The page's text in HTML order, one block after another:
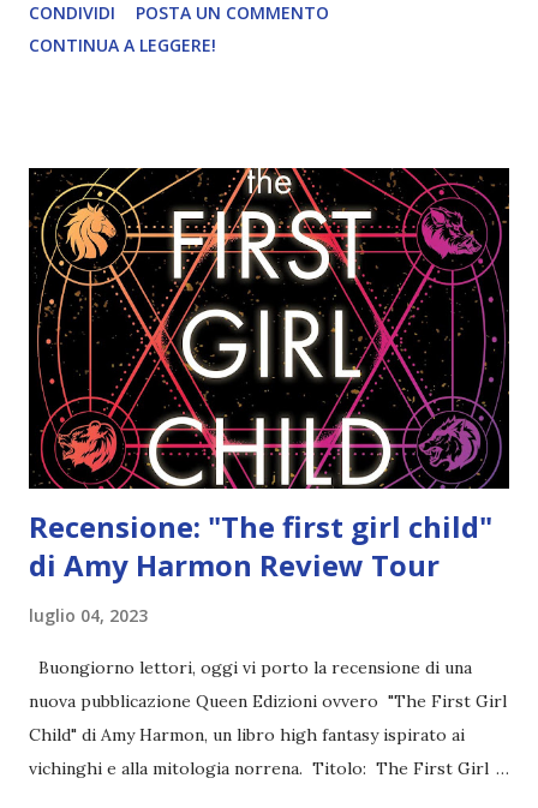
Pagine: 204 Editore: Oscar Vault Mondadori
Pubblicazione: 6 Giugno 2023 Traduttore: Maria Concetta
Ma tornano sempre distrutte. Oggi compio diciotto anni e
la mamma si sta affannando a sbarrare porte e finestre. Non
servirà a niente. Perché non appena scenderà la notte, lui
verrà per me. E, questa volta, Peter Pan e i Ragazzi
Sperduti non mi lasceranno più andare. RECENSIONE THE
NEVER KING DI NIKKI ST. CROWE Cosa puoi aspettarti...
🏝 ...
CONDIVIDI
POSTA UN COMMENTO
CONTINUA A LEGGERE!
Recensione: "The first girl child"
di Amy Harmon Review Tour
luglio 04, 2023
Buongiorno lettori, oggi vi porto la recensione di una
nuova pubblicazione Queen Edizioni ovvero "The First Girl
Child" di Amy Harmon, un libro high fantasy ispirato ai
vichinghi e alla mitologia norrena. Titolo: The First Girl